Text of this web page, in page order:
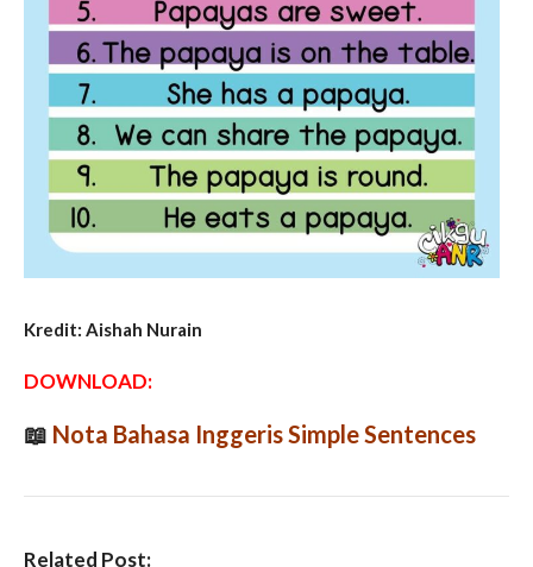
Kredit: Aishah Nurain
DOWNLOAD:
📖 Nota Bahasa Inggeris Simple Sentences
Related Post: